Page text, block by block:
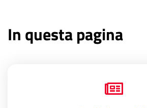
In questa pagina